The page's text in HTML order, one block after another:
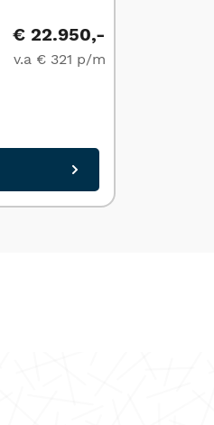
€ 22.950,-
v.a € 321 p/m